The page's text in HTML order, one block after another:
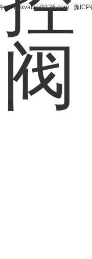
：hnpxvalve@126.com 豫ICP